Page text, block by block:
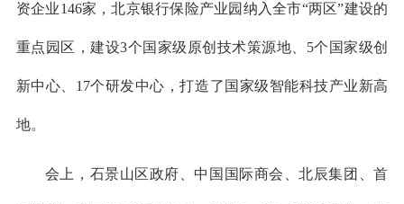
资企业146家，北京银行保险产业园纳入全市“两区”建设的
重点园区，建设3个国家级原创技术策源地、5个国家级创
新中心、17个研发中心，打造了国家级智能科技产业新高
地。
会上，石景山区政府、中国国际商会、北辰集团、首